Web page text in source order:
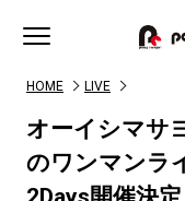
HOME LIVE
オーイシマサ
のワンマンラ